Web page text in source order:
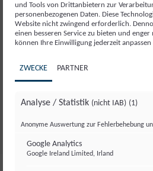
INHÖGBAUER:
und Tools von Drittanbietern zur
personenbezogenen Daten. Diese
Website nicht zwingend erforderlich.
einen besseren Service zu bieten und
können Ihre Einwilligung jederzeit
ZWECKE PARTNER
Analyse / Statistik (nicht IAB) (1)
Anonyme Auswertung zur Fehlerbehebung
Google Analytics
Google Ireland Limited, Irland